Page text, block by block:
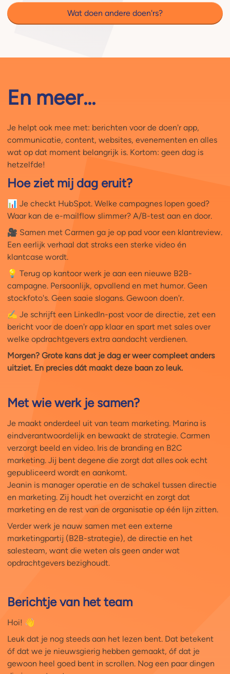
Wat doen andere doen'rs?
En meer...
Je helpt ook mee met: berichten voor de doen'r app,
communicatie, content, websites, evenementen en alles
wat op dat moment belangrijk is. Kortom: geen dag is
hetzelfde!
Hoe ziet mij dag eruit?
📊 Je checkt HubSpot. Welke campagnes lopen goed?
Waar kan de e-mailflow slimmer? A/B-test aan en door.
🎥 Samen met Carmen ga je op pad voor een klantreview.
Een eerlijk verhaal dat straks een sterke video én
klantcase wordt.
💡 Terug op kantoor werk je aan een nieuwe B2B-
campagne. Persoonlijk, opvallend en met humor. Geen
stockfoto's. Geen saaie slogans. Gewoon doen'r.
✍️ Je schrijft een LinkedIn-post voor de directie, zet een
bericht voor de doen'r app klaar en spart met sales over
welke opdrachtgevers extra aandacht verdienen.
Morgen? Grote kans dat je dag er weer compleet anders
uitziet. En precies dát maakt deze baan zo leuk.
Met wie werk je samen?
Je maakt onderdeel uit van team marketing. Marina is
eindverantwoordelijk en bewaakt de strategie. Carmen
verzorgt beeld en video. Iris de branding en B2C
marketing. Jij bent degene die zorgt dat alles ook echt
gepubliceerd wordt en aankomt.
Jeanin is manager operatie en de schakel tussen directie
en marketing. Zij houdt het overzicht en zorgt dat
marketing en de rest van de organisatie op één lijn zitten.
Verder werk je nauw samen met een externe
marketingpartij (B2B-strategie), de directie en het
salesteam, want die weten als geen ander wat
opdrachtgevers bezighoudt.
Berichtje van het team
Hoi! 👋
Leuk dat je nog steeds aan het lezen bent. Dat betekent
óf dat we je nieuwsgierig hebben gemaakt, óf dat je
gewoon heel goed bent in scrollen. Nog een paar dingen